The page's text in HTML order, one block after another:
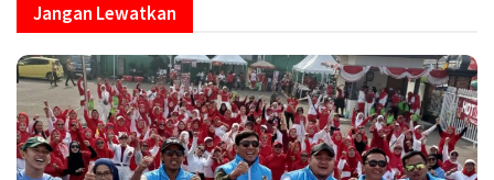
Jangan Lewatkan